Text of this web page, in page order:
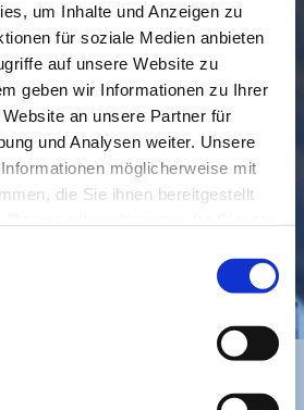
um Inhalte und Anzeigen zu
für soziale Medien anbieten
auf unsere Website zu
geben wir Informationen zu Ihrer
an unsere Partner für
und Analysen weiter. Unsere
möglicherweise mit
die Sie ihnen bereitgestellt
BESUCHEN